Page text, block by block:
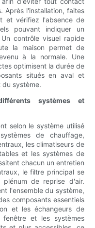
Après l'installation, faites
et vérifiez l'absence de
pouvant indiquer un
contrôle visuel rapide
la maison permet de
à la normale. Une
optimisent la durée de
situés en aval et
système.
systèmes et
selon le système utilisé
de chauffage,
les climatiseurs de
et les systèmes de
chacun un entretien
le filtre principal se
plénum de reprise d'air.
l'ensemble du système,
composants essentiels
et les échangeurs de
fenêtre et les systèmes